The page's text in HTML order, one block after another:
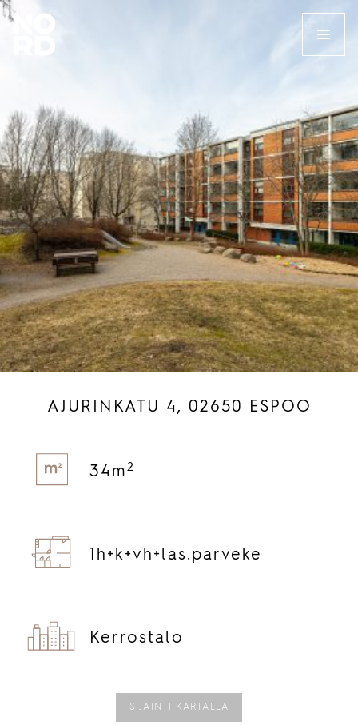
Etusivu
AJURINKATU 4, 02650 ESPOO
34m 2
1h+ k+vh+ las. parveke
Kerrostalo
SIJAINTI KARTALLA